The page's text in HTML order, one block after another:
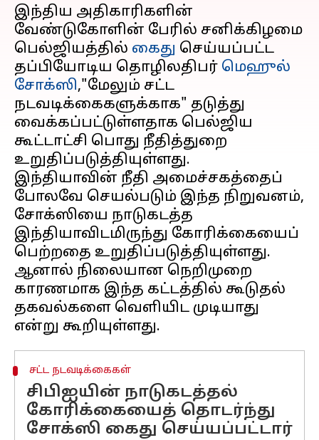
இந்திய அதிகாரிகளின்
வேண்டுகோளின் பேரில் சனிக்கிழமை
பெல்ஜியத்தில் கைது செய்யப்பட்ட
தப்பியோடிய தொழிலதிபர் மெஹுல்
சோக்ஸி,"மேலும் சட்ட
நடவடிக்கைகளுக்காக" தடுத்து
வைக்கப்பட்டுள்ளதாக பெல்ஜிய
கூட்டாட்சி பொது நீதித்துறை
உறுதிப்படுத்தியுள்ளது.
இந்தியாவின் நீதி அமைச்சகத்தைப்
போலவே செயல்படும் இந்த நிறுவனம்,
சோக்ஸியை நாடுகடத்த
இந்தியாவிடமிருந்து கோரிக்கையைப்
பெற்றதை உறுதிப்படுத்தியுள்ளது.
ஆனால் நிலையான நெறிமுறை
காரணமாக இந்த கட்டத்தில் கூடுதல்
தகவல்களை வெளியிட முடியாது
சட்ட நடவடிக்கைகள்
சிபிஐயின் நாடுகடத்தல்
கோரிக்கையைத் தொடர்ந்து
சோக்ஸி கைது செய்யப்பட்டார்